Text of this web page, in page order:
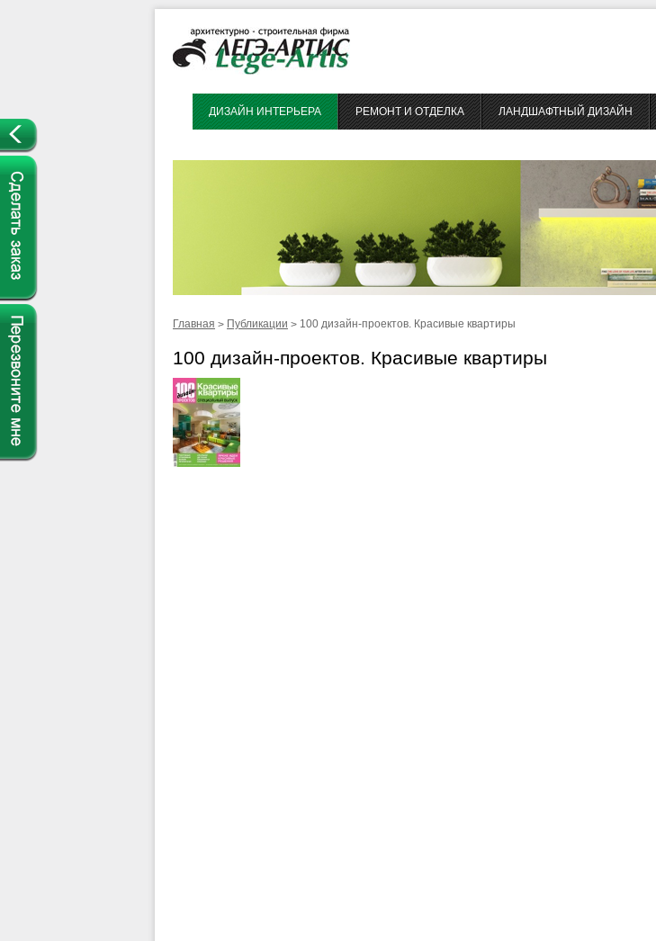
ДИЗАЙН ИНТЕРЬЕРА РЕМОНТ И ОТДЕЛКА ЛАНДШАФТНЫЙ ДИЗАЙН
Главная > Публикации > 100 дизайн-проектов. Красивые квартиры
100 дизайн-проектов. Красивые квартиры